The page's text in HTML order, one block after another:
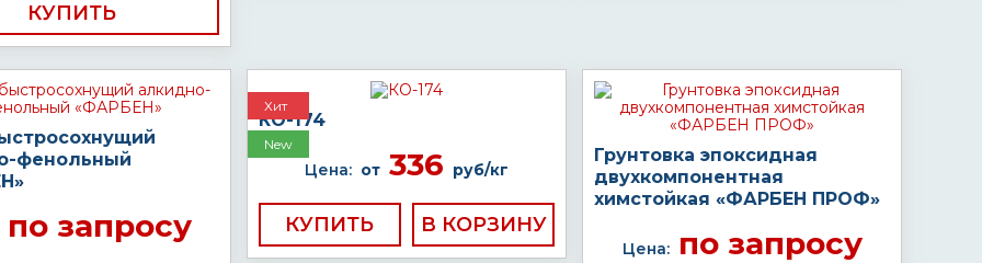
КУПИТЬ
фенольный
запросу
Хит
New
КО-174
Цена: от 336 руб/кг
КУПИТЬ
Грунтовка эпоксидная
двухкомпонентная
химстойкая «ФАРБЕН ПРОФ»
Цена:по запросу